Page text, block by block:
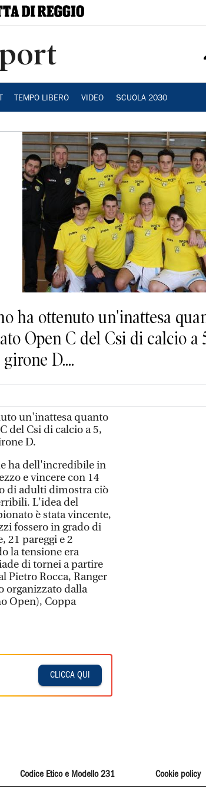
TEMPO LIBERO VIDEO SCUOLA 2030
ha ottenuto un'inattesa
Open C del Csi di calcio a
D....
un'inattesa quanto
del Csi di calcio a 5,
D.
ha dell'incredibile in
e vincere con 14
di adulti dimostra ciò
L'idea del
è stata vincente,
fossero in grado di
21 pareggi e 2
la tensione era
di tornei a partire
Pietro Rocca, Ranger
organizzato dalla
Open), Coppa
CLICCA QUI
Codice Etico e Modello 231 Cookie policy